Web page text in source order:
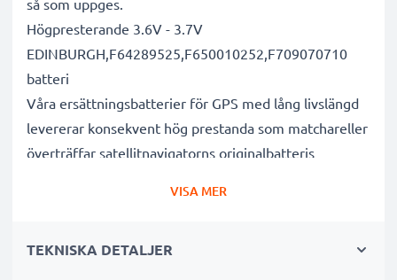
så som uppges.
Högpresterande 3.6V - 3.7V
EDINBURGH,F64289525,F650010252,F709070710
batteri
Våra ersättningsbatterier för GPS med lång livslängd
levererar konsekvent hög prestanda som matchareller
överträffar satellitnavigatorns originalbatteris
ersättningsbatterier genomgår strikta och noggranna
VISA MER
TEKNISKA DETALJER